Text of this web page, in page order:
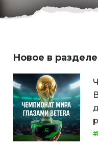
Новое в разделе